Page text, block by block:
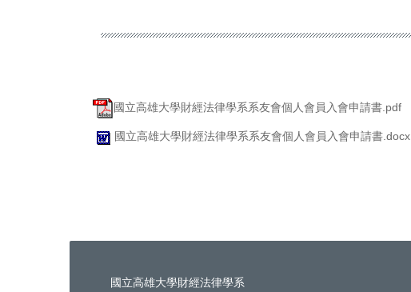
國立高雄大學財經法律學系系友會個人會員入會申請書.pdf
國立高雄大學財經法律學系系友會個人會員入會申請書.docx
國立高雄大學財經法律學系